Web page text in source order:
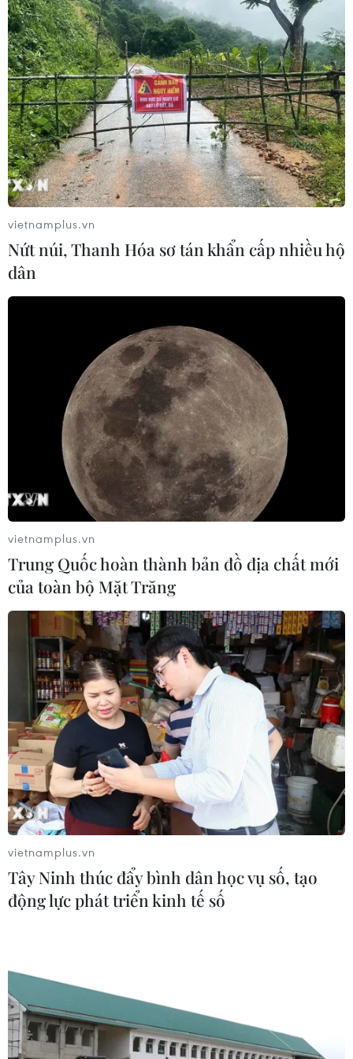
TIN CÙNG CHUYÊN MỤC
VN-Index tăng hơn 3 điểm nhờ sức
vietnamplus.vn
Nứt núi, Thanh Hóa sơ tán khẩn cấp nhiều hộ
dân
vietnamplus.vn
Trung Quốc hoàn thành bản đồ địa chất mới
của toàn bộ Mặt Trăng
vietnamplus.vn
Tây Ninh thúc đẩy bình dân học vụ số, tạo
động lực phát triển kinh tế số